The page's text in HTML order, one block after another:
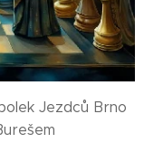
Jezdců Brno